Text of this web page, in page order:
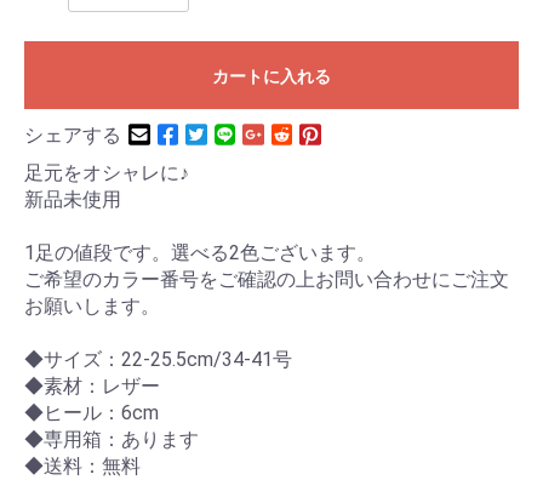
カートに入れる
シェアする
足元をオシャレに♪
新品未使用
1足の値段です。選べる2色ございます。
ご希望のカラー番号をご確認の上お問い合わせにご注文
お願いします。
◆サイズ：22-25.5cm/34-41号
◆素材：レザー
◆ヒール：6cm
◆専用箱：あります
◆送料：無料